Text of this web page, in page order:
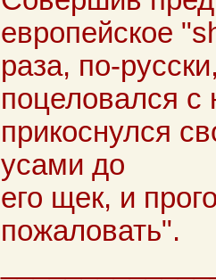
европейское
раза, по-
поцеловался с
прикоснулся
усами до
его щек, и
пожаловать".